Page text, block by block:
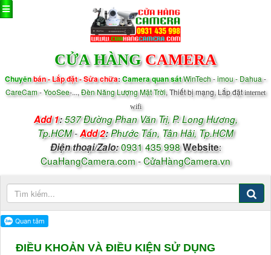
CỬA HÀNG CAMERA
Chuyênbán - Lắp đặt - Sửa chữa:Camera quan sátWinTech-imou - Dahua-
CareCam-YooSee-..., Đèn Năng Lượng Mặt Trời, Thiết bị mạng, Lắp đặtinternet
wifi
Add 1: 537 Đường Phan Văn Trị, P. Long Hương,
Tp.HCM-Add 2:Phước Tấn, Tân Hải, Tp.HCM
Điện thoại/Zalo: 0931 435 998 Website:
CuaHangCamera.com-CửaHàngCamera.vn
ĐIỀU KHOẢN VÀ ĐIỀU KIỆN SỬ DỤNG